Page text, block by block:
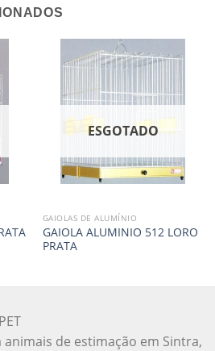
ESGOTADO
GAIOLAS DE ALUMÍNIO
GAIOLA ALUMINIO 512 LORO
PRATA
de estimação em Sintra,